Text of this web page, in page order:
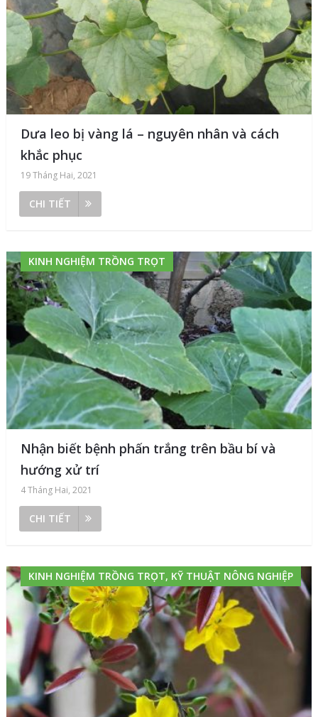
Dưa leo bị vàng lá – nguyên nhân và cách
khắc phục
19 Tháng Hai, 2021
CHI TIẾT
KINH NGHIỆM TRỒNG TRỌT
Nhận biết bệnh phấn trắng trên bầu bí và
hướng xử trí
4 Tháng Hai, 2021
CHI TIẾT
KINH NGHIỆM TRỒNG TRỌT, KỸ THUẬT NÔNG NGHIỆP